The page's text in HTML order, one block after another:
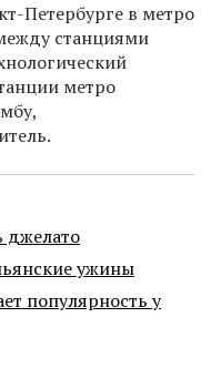
Петербурге в метро
станциями
метро
джелато
ужины
популярность у